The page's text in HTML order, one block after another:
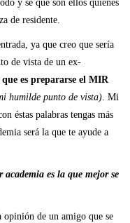
y se que son ellos quienes
de residente.
ya que creo que sería
de vista de un ex-
es prepararse el MIR
humilde punto de vista). Mi
éstas palabras tengas más
será la que te ayude a
academia es la que mejor se
opinión de un amigo que se